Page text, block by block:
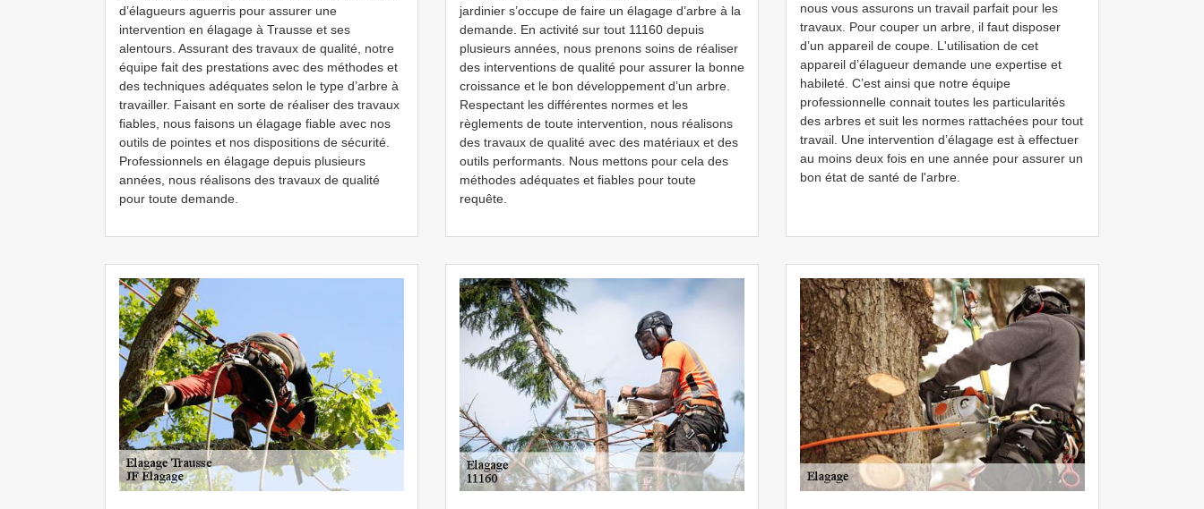
d’élagueurs aguerris pour assurer une
intervention en élagage à Trausse et ses
alentours. Assurant des travaux de qualité, notre
équipe fait des prestations avec des méthodes et
des techniques adéquates selon le type d’arbre à
travailler. Faisant en sorte de réaliser des travaux
fiables, nous faisons un élagage fiable avec nos
outils de pointes et nos dispositions de sécurité.
Professionnels en élagage depuis plusieurs
années, nous réalisons des travaux de qualité
pour toute demande.
jardinier s’occupe de faire un élagage d’arbre à la
demande. En activité sur tout 11160 depuis
plusieurs années, nous prenons soins de réaliser
des interventions de qualité pour assurer la bonne
croissance et le bon développement d’un arbre.
Respectant les différentes normes et les
règlements de toute intervention, nous réalisons
des travaux de qualité avec des matériaux et des
outils performants. Nous mettons pour cela des
méthodes adéquates et fiables pour toute
requête.
nous vous assurons un travail parfait pour les
travaux. Pour couper un arbre, il faut disposer
d’un appareil de coupe. L'utilisation de cet
appareil d’élagueur demande une expertise et
habileté. C’est ainsi que notre équipe
professionnelle connait toutes les particularités
des arbres et suit les normes rattachées pour tout
travail. Une intervention d’élagage est à effectuer
au moins deux fois en une année pour assurer un
bon état de santé de l'arbre.